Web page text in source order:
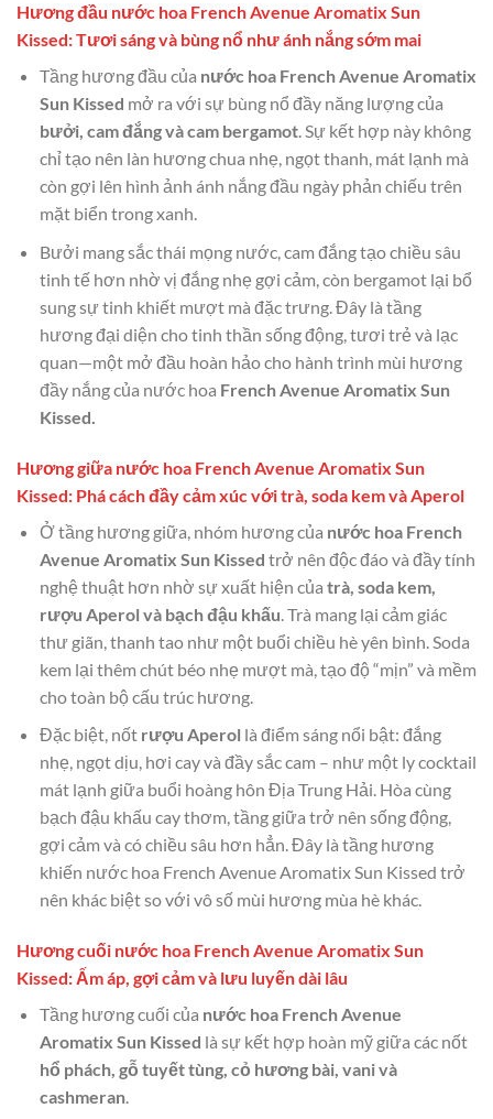
Hương đầu nước hoa French Avenue Aromatix Sun
Kissed: Tươi sáng và bùng nổ như ánh nắng sớm mai
Tầng hương đầu của nước hoa French Avenue Aromatix
Sun Kissed mở ra với sự bùng nổ đầy năng lượng của
bưởi, cam đắng và cam bergamot. Sự kết hợp này không
chỉ tạo nên làn hương chua nhẹ, ngọt thanh, mát lạnh mà
còn gợi lên hình ảnh ánh nắng đầu ngày phản chiếu trên
mặt biển trong xanh.
Bưởi mang sắc thái mọng nước, cam đắng tạo chiều sâu
tinh tế hơn nhờ vị đắng nhẹ gợi cảm, còn bergamot lại bổ
sung sự tinh khiết mượt mà đặc trưng. Đây là tầng
hương đại diện cho tinh thần sống động, tươi trẻ và lạc
quan—một mở đầu hoàn hảo cho hành trình mùi hương
đầy nắng của nước hoa French Avenue Aromatix Sun
Kissed.
Hương giữa nước hoa French Avenue Aromatix Sun
Kissed: Phá cách đầy cảm xúc với trà, soda kem và Aperol
Ở tầng hương giữa, nhóm hương của nước hoa French
Avenue Aromatix Sun Kissed trở nên độc đáo và đầy tính
nghệ thuật hơn nhờ sự xuất hiện của trà, soda kem,
rượu Aperol và bạch đậu khấu . Trà mang lại cảm giác
thư giãn, thanh tao như một buổi chiều hè yên bình. Soda
kem lại thêm chút béo nhẹ mượt mà, tạo độ “mịn” và mềm
cho toàn bộ cấu trúc hương.
Đặc biệt, nốt rượu Aperol là điểm sáng nổi bật: đắng
nhẹ, ngọt dịu, hơi cay và đầy sắc cam – như một ly cocktail
mát lạnh giữa buổi hoàng hôn Địa Trung Hải. Hòa cùng
bạch đậu khấu cay thơm, tầng giữa trở nên sống động,
gợi cảm và có chiều sâu hơn hẳn. Đây là tầng hương
khiến nước hoa French Avenue Aromatix Sun Kissed trở
nên khác biệt so với vô số mùi hương mùa hè khác.
Hương cuối nước hoa French Avenue Aromatix Sun
Kissed: Ấm áp, gợi cảm và lưu luyến dài lâu
Tầng hương cuối của nước hoa French Avenue
Aromatix Sun Kissed là sự kết hợp hoàn mỹ giữa các nốt
hổ phách, gỗ tuyết tùng, cỏ hương bài, vani và
cashmeran.